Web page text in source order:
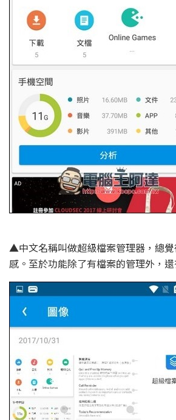
▲中文名稱叫做超級檔案管理器，總
感。至於功能除了有檔案的管理外，